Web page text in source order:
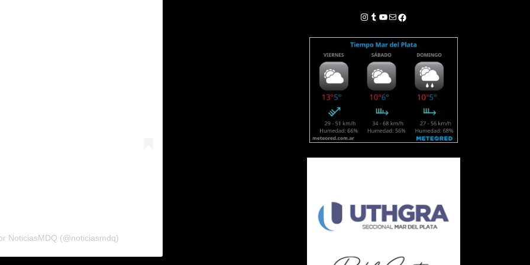
NoticiasMDQ (@noticiasmdq)
Instagram
Tumblr
YouTube
Correo electrónico
Facebook